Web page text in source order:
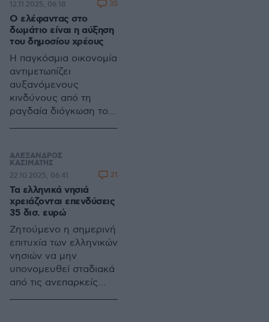
νομισματική κυριαρχία
και τον ρόλο του ευρώ
στην ευρωζώνη
Ο ελέφαντας στο
δωμάτιο είναι η αύξηση
του δημοσίου χρέους
Η παγκόσμια οικονομία
αντιμετωπίζει
αυξανόμενους
κινδύνους από τη
ραγδαία διόγκωση του
να ξεπερνούν το 100%
του ΑΕΠ και το ΔΝΤ να
προειδοποιεί για
επιβράδυνση
ανάπτυξης και
χρηματοπιστωτικές
πιέσεις
12.11.2025, 06:18 35
ΑΛΕΞΑΝΔΡΟΣ
ΚΑΣΙΜΑΤΗΣ
Τα ελληνικά νησιά
χρειάζονται επενδύσεις
35 δισ. ευρώ
Ζητούμενο η σημερινή
επιτυχία των ελληνικών
νησιών να μην
υπονομευθεί σταδιακά
από τις ανεπαρκείς
22.10.2025, 06:41 21